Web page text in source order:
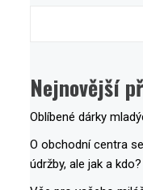
Nejnovější
Oblíbené dárky
O obchodní centra
údržby, ale jak a kdo?